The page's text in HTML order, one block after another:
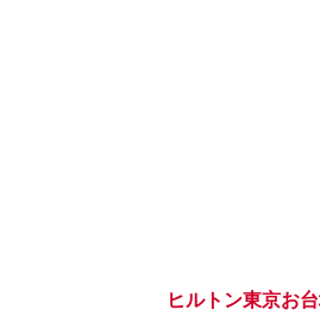
ヒルトン東京お